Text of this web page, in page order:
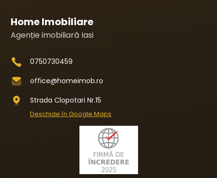
Home Imobiliare
Agenție imobiliară Iasi
0750730459
office@homeimob.ro
Strada Clopotari Nr.15
Deschide în Google Maps